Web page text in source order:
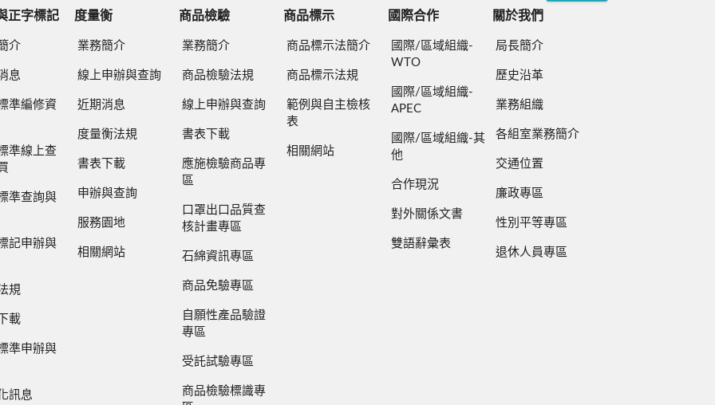
正字標記
介
息
準編修資
準線上查
準查詢與
記申辦與
規
載
準申辦與
訊息
度量衡
業務簡介
線上申辦與查詢
近期消息
度量衡法規
書表下載
申辦與查詢
服務園地
相關網站
商品檢驗
業務簡介
商品檢驗法規
線上申辦與查詢
書表下載
應施檢驗商品專
區
口罩出口品質查
核計畫專區
石綿資訊專區
商品免驗專區
自願性產品驗證
專區
受託試驗專區
商品檢驗標識專
商品標示
商品標示法簡介
商品標示法規
範例與自主檢核
表
相關網站
國際合作
國際/區域組織-
WTO
國際/區域組織-
APEC
國際/區域組織-其
他
合作現況
對外關係文書
雙語辭彙表
關於我們
局長簡介
歷史沿革
業務組織
各組室業務簡介
交通位置
廉政專區
性別平等專區
退休人員專區